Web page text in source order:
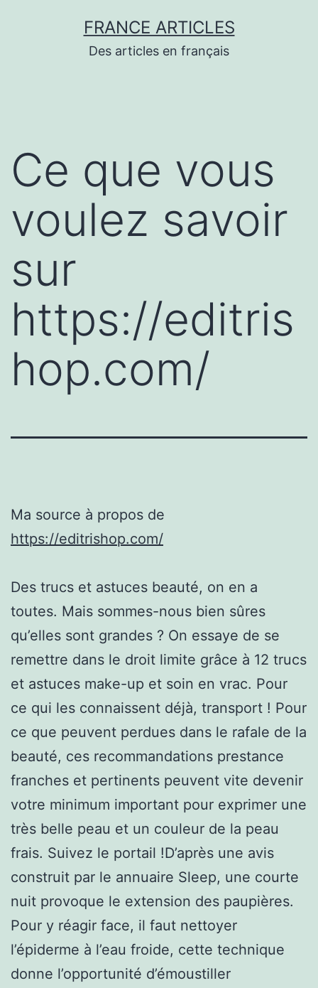
FRANCE ARTICLES
Des articles en français
Ce que vous
voulez savoir
sur
https://editris
hop.com/
Ma source à propos de
https://editrishop.com/
Des trucs et astuces beauté, on en a
toutes. Mais sommes-nous bien sûres
qu’elles sont grandes ? On essaye de se
remettre dans le droit limite grâce à 12 trucs
et astuces make-up et soin en vrac. Pour
ce qui les connaissent déjà, transport ! Pour
ce que peuvent perdues dans le rafale de la
beauté, ces recommandations prestance
franches et pertinents peuvent vite devenir
votre minimum important pour exprimer une
très belle peau et un couleur de la peau
frais. Suivez le portail !D’après une avis
construit par le annuaire Sleep, une courte
nuit provoque le extension des paupières.
Pour y réagir face, il faut nettoyer
l’épiderme à l’eau froide, cette technique
donne l’opportunité d’émoustiller